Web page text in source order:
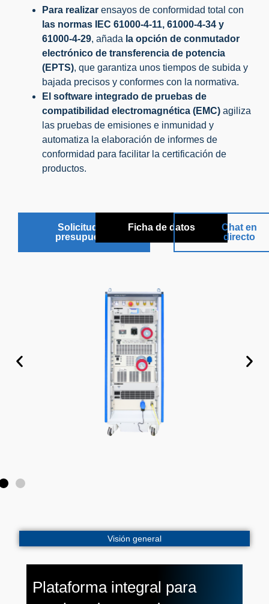
Para realizar ensayos de conformidad total con
las normas IEC 61000-4-11, 61000-4-34 y
61000-4-29, añada la opción de conmutador
electrónico de transferencia de potencia
(EPTS), que garantiza unos tiempos de subida y
bajada precisos y conformes con la normativa.
El software integrado de pruebas de
compatibilidad electromagnética (EMC) agiliza
las pruebas de emisiones e inmunidad y
automatiza la elaboración de informes de
conformidad para facilitar la certificación de
productos.
Solicitud de
presupuesto
Ficha de datos
Chat en
directo
Visión general
Plataforma integral para